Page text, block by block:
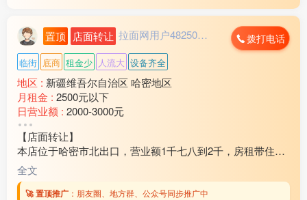
置顶 店面转让 拉面网用户482503... 拨打电话
临街 底商 租金少 人流大 设备齐全
地区 : 新疆维吾尔自治区 哈密地区
月租金 : 2500元以下
日营业额 : 2000-3000元
转让费 :
【店面转让】
本店位于哈密市北出口，营业额1千七八到2千，房租带住房
3万2还剩十个月房租，因家中有事现对外转让，装让费15
万，有意向的联系18***21
全文
🚀 置顶推广 ： 朋友圈、地方群、公众号同步推广中